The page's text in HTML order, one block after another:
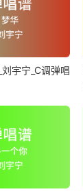
宇宁_C调弹唱